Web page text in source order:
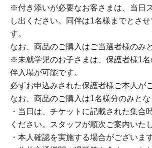
※付き添いが必要なお客さまは、当日
し出ください。同伴は1名様までとさせ
す。
なお、商品のご購入はご当選者様のみ
※未就学児のお子さまは、保護者様1名
伴入場が可能です。
必ずお申込みされた保護者様ご本人が
なお、商品のご購入は1名様分のみとな
・当日は、チケットに記載された集合
ください。スタッフが順次ご案内いた
・本人確認を実施する場合がございま